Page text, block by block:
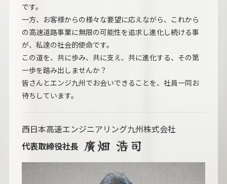
です。
一方、お客様からの様々な要望に応えながら、これから
の高速道路事業に無限の可能性を追求し進化し続ける事
が、私達の社会的使命です。
この道を、共に歩み、共に支え、共に進化する、その第
一歩を踏み出しませんか？
皆さんとエンジ九州でお会いできることを、社員一同お
待ちしています。
西日本高速エンジニアリング九州株式会社
代表取締役社長